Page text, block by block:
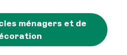
ménagers et de